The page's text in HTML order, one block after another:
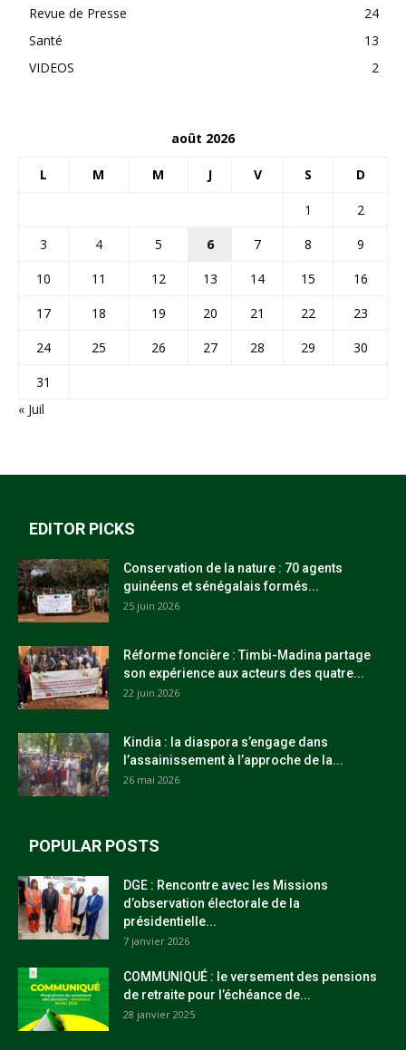
Revue de Presse
24
Santé
13
VIDEOS
2
août 2026
L M M J V S D
1
2
3
4 5 6 7 8
9
10
11 12 13 14 15
16
17
18 19 20 21 22
23
24
25 26 27 28 29
30
31
« Juil
EDITOR PICKS
Conservation de la nature : 70 agents
guinéens et sénégalais formés...
25 juin 2026
Réforme foncière : Timbi-Madina partage
son expérience aux acteurs des quatre...
22 juin 2026
Kindia : la diaspora s’engage dans
l’assainissement à l’approche de la...
26 mai 2026
POPULAR POSTS
DGE : Rencontre avec les Missions
d’observation électorale de la
présidentielle...
7 janvier 2026
COMMUNIQUÉ : le versement des pensions
de retraite pour l’échéance de...
28 janvier 2025